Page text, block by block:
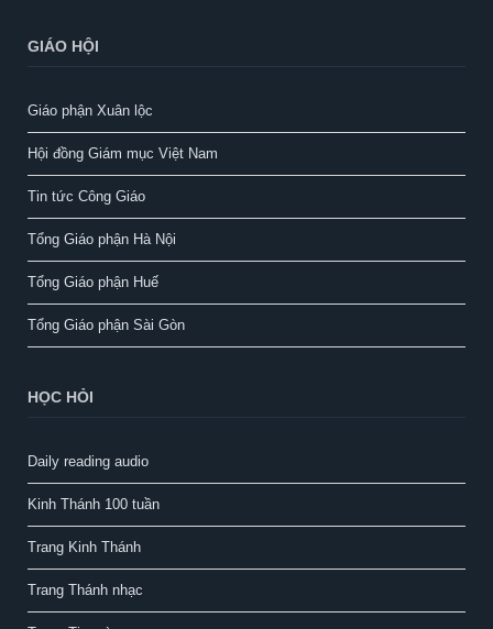
GIÁO HỘI
Giáo phận Xuân lộc
Hội đồng Giám mục Việt Nam
Tin tức Công Giáo
Tổng Giáo phận Hà Nội
Tổng Giáo phận Huế
Tổng Giáo phận Sài Gòn
HỌC HỎI
Daily reading audio
Kinh Thánh 100 tuần
Trang Kinh Thánh
Trang Thánh nhạc